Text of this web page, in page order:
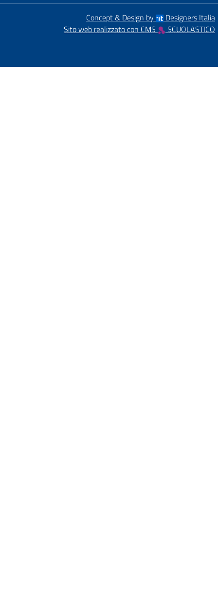
Concept & Design by
Designers Italia
Sito web realizzato con CMS
SCUOLASTICO